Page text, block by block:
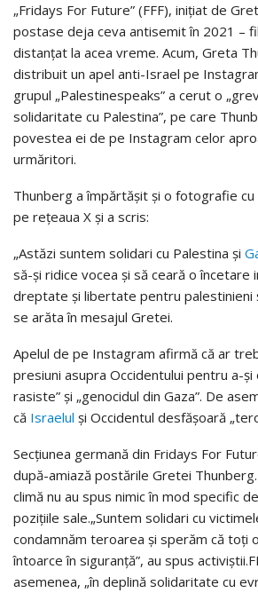
„Fridays For Future” (FFF), inițiat de
postase deja ceva antisemit în 2021 –
distanțat la acea vreme. Acum, Greta
distribuit un apel anti-Israel pe
grupul „Palestinespeaks” a cerut o
solidaritate cu Palestina”, pe care
povestea ei de pe Instagram celor
urmăritori.
Thunberg a împărtășit și o fotografie
pe rețeaua X și a scris:
„Astăzi suntem solidari cu Palestina și
să-și ridice vocea și să ceară o încetare
dreptate și libertate pentru palestinieni
se arăta în mesajul Gretei.
Apelul de pe Instagram afirmă că ar
presiuni asupra Occidentului pentru a-și
rasiste” și „genocidul din Gaza”. De
că Israelul și Occidentul desfășoară
Secțiunea germană din Fridays For
după-amiază postările Gretei
climă nu au spus nimic în mod specific
pozițiile sale.„Suntem solidari cu
condamnăm teroarea și sperăm că toți
întoarce în siguranță”, au spus
asemenea, „în deplină solidaritate cu